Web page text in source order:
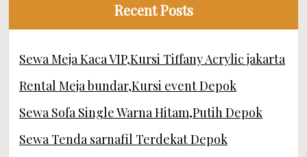
Recent Posts
Sewa Meja Kaca VIP,Kursi Tiffany Acrylic jakarta
Rental Meja bundar,Kursi event Depok
Sewa Sofa Single Warna Hitam,Putih Depok
Sewa Tenda sarnafil Terdekat Depok